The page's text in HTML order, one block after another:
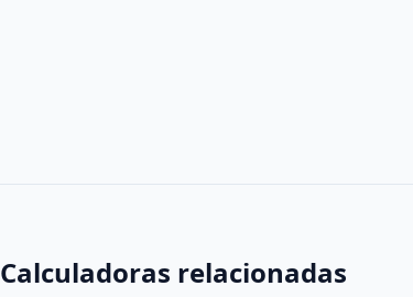
Calculadoras relacionadas